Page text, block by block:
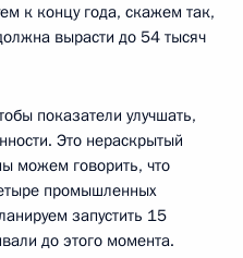
к концу года, скажем так,
вырасти до 54 тысяч
показатели улучшать,
Это нераскрытый
можем говорить, что
промышленных
запустить 15
до этого момента.